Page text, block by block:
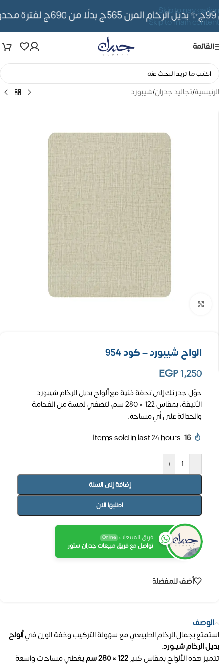
Skip to navigation
Skip to main content
✨ بديل الرخام المرن 565ج بدلًا من 690ج لفترة محدوده
القائمة
الرئيسية/تجاليد جدران/شيبورد
الواح شيبورد – كود 954
EGP1,250
حوّل جدرانك إلى تحفة فنية مع ألواح بديل الرخام شيبورد
الأنيقة، بمقاس 122 × 280 سم، لتضفي لمسة من الفخامة
والحداثة على أي مساحة.
16
Items sold in last 24 hours
-
+
إضافة إلى السلة
اطلبها الان
فريق المبيعات Online
تواصل مع فريق مبيعات جدران ستور
أضف للمفضلة
الوصف
استمتع بجمال الرخام الطبيعي مع سهولة التركيب وخفة الوزن فيألواح
بديل الرخام شيبورد.
تتميز هذه الألواح بمقاس كبير122 × 280 سم
يغطي مساحات واسعة